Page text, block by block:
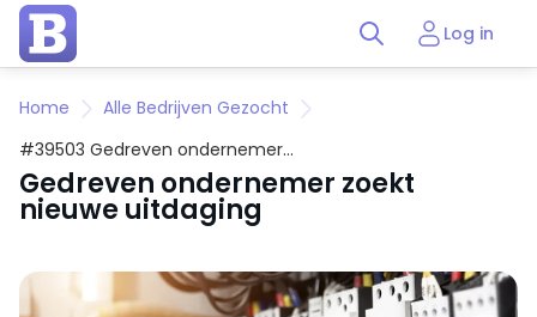
Log in
Home
Alle Bedrijven Gezocht
#39503 Gedreven ondernemer
zoekt nieuwe uitdaging
Gedreven ondernemer zoekt
nieuwe uitdaging